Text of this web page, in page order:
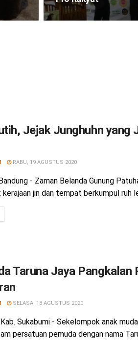
Jejak Junghuhn yang
RABU, 19 AGUSTUS 2020
- Zaman Belanda Gunung
jin dan tempat berkumpul ruh
Taruna Jaya Pangkalan
SELASA, 18 AGUSTUS 2020
Sukabumi - Sekelompok anak
persatuan pemuda dengan nama